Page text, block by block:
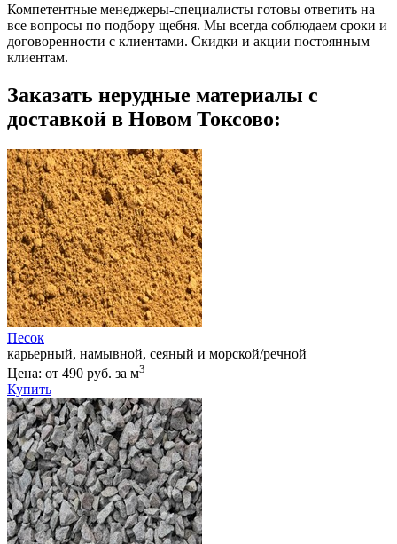
Компетентные менеджеры-специалисты готовы ответить на
все вопросы по подбору щебня. Мы всегда соблюдаем сроки и
договоренности с клиентами. Скидки и акции постоянным
клиентам.
Заказать нерудные материалы с
доставкой в Новом Токсово:
Песок
карьерный, намывной, сеяный и морской/речной
Цена: от 490 руб. за м3
Купить